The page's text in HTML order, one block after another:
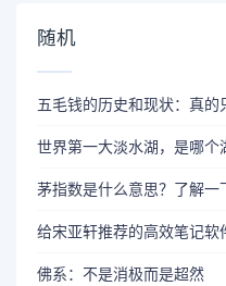
随机
五毛钱的历史和现状：真的
世界第一大淡水湖，是哪个
茅指数是什么意思？了解一
给宋亚轩推荐的高效笔记软
佛系：不是消极而是超然